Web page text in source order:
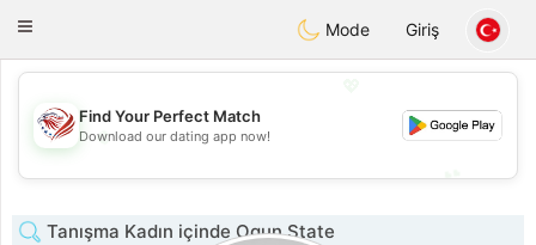
Dating
Toggle
Mode Giriş
💖
💕
Find Your Perfect Match
Download our dating app now!
Tanışma Kadın içinde Ogun State